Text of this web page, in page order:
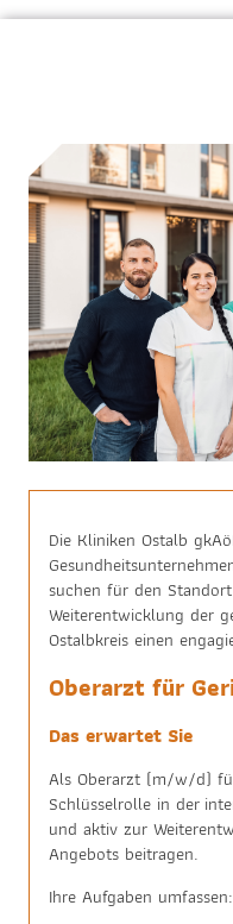
Die Kliniken Ostalb
suchen für den
Weiterentwicklung der
Ostalbkreis einen
Oberarzt für
Das erwartet Sie
Als Oberarzt (m/w/d)
Schlüsselrolle in der
und aktiv zur
Angebots beitragen.
Ihre Aufgaben umfassen: